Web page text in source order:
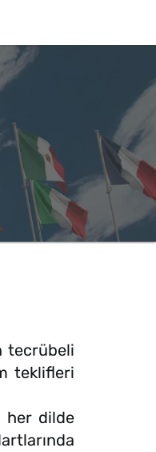
tecrübeli
teklifleri
her dilde